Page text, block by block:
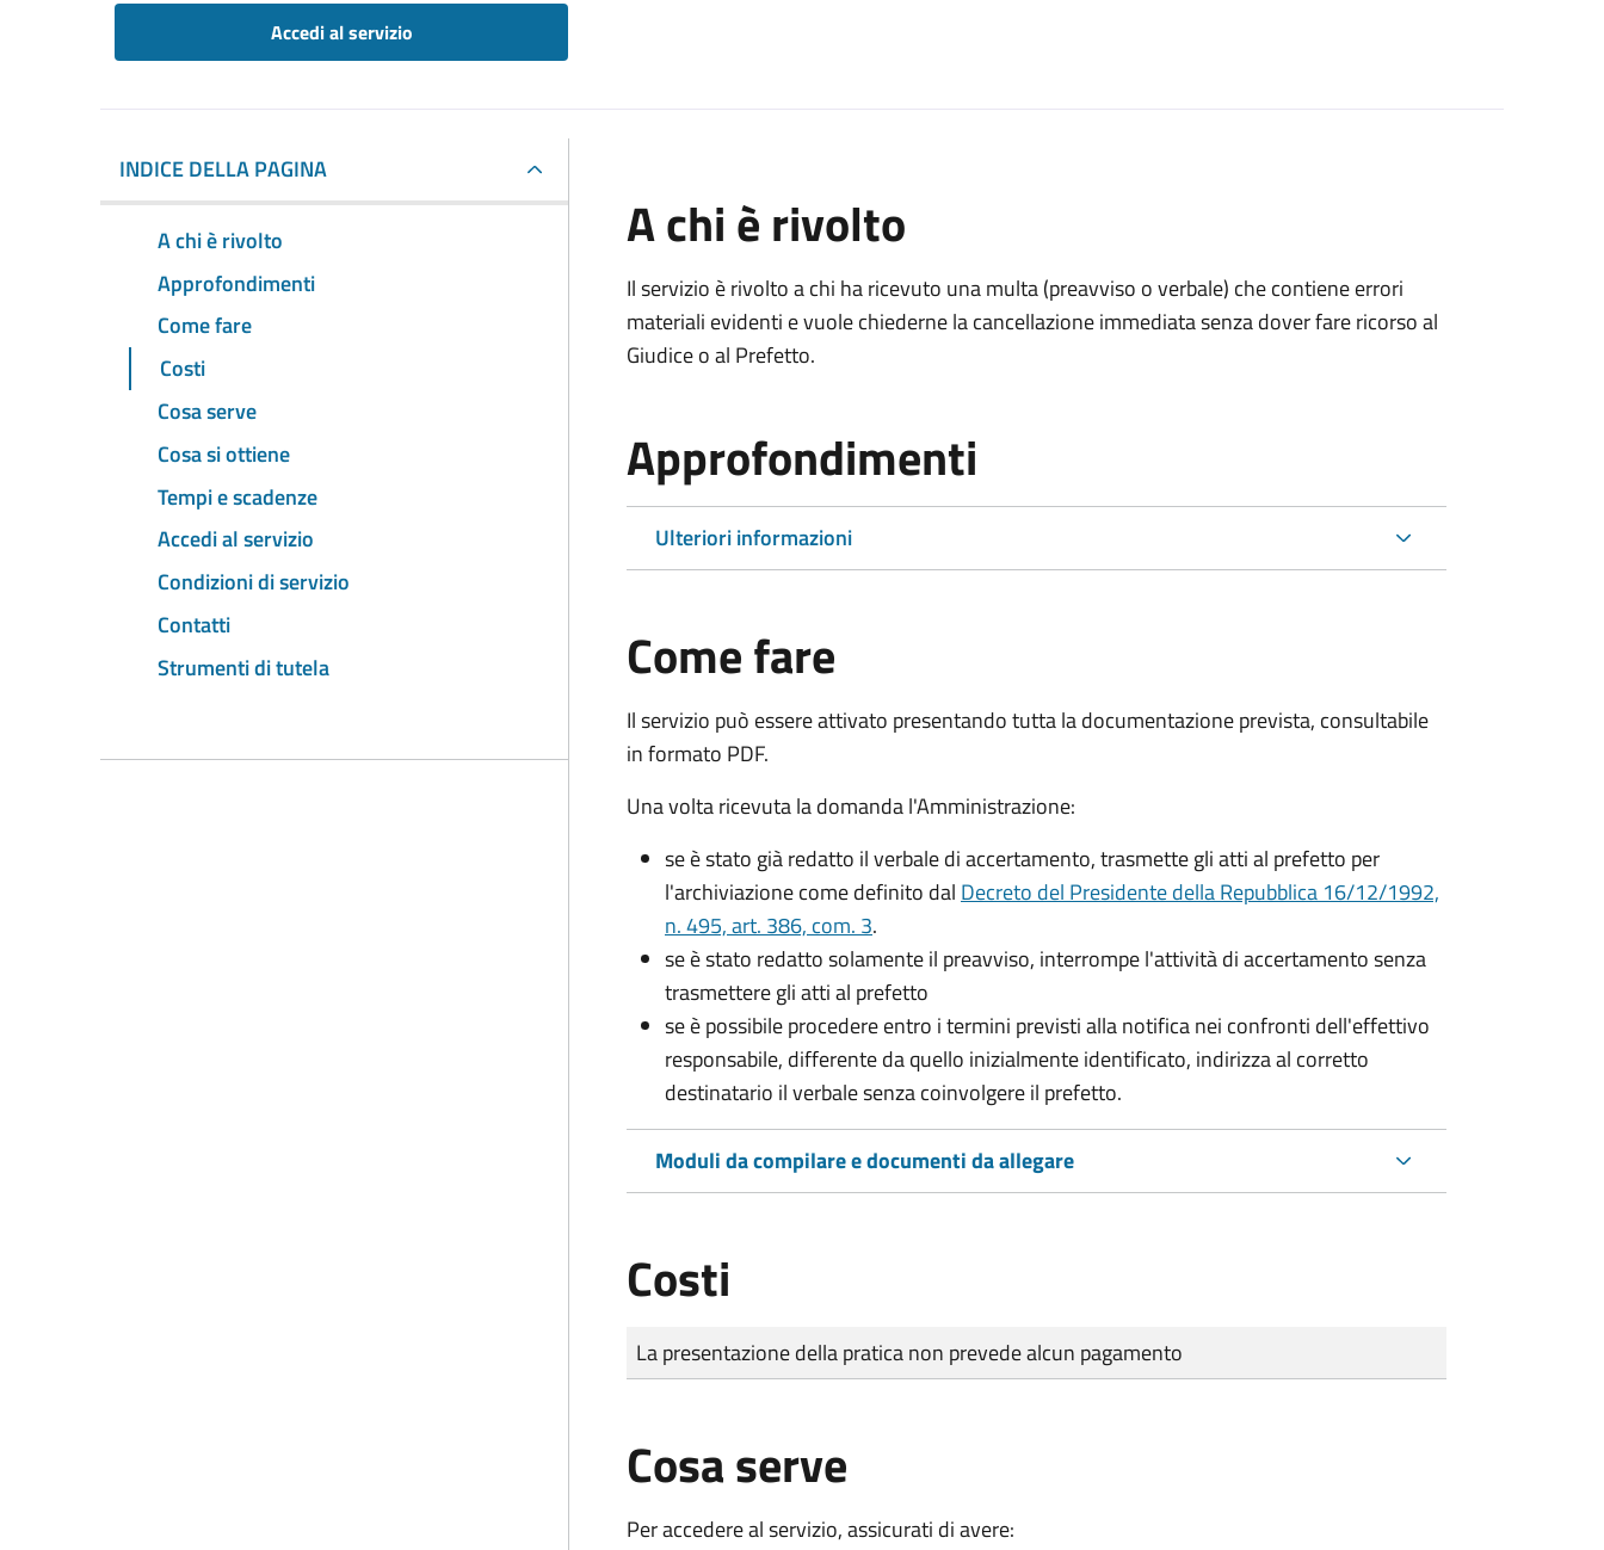
Accedi al servizio
INDICE DELLA PAGINA
A chi è rivolto
Approfondimenti
Come fare
Costi
Cosa serve
Cosa si ottiene
Tempi e scadenze
Accedi al servizio
Condizioni di servizio
Contatti
Strumenti di tutela
A chi è rivolto
Il servizio è rivolto a chi ha ricevuto una multa (preavviso o verbale) che contiene errori
materiali evidenti e vuole chiederne la cancellazione immediata senza dover fare ricorso al
Giudice o al Prefetto.
Approfondimenti
Ulteriori informazioni
Come fare
Il servizio può essere attivato presentando tutta la documentazione prevista, consultabile
in formato PDF.
Una volta ricevuta la domanda l'Amministrazione:
se è stato già redatto il verbale di accertamento, trasmette gli atti al prefetto per
l'archiviazione come definito dal Decreto del Presidente della Repubblica 16/12/1992,
n. 495, art. 386, com. 3.
se è stato redatto solamente il preavviso, interrompe l'attività di accertamento senza
trasmettere gli atti al prefetto
se è possibile procedere entro i termini previsti alla notifica nei confronti dell'effettivo
responsabile, differente da quello inizialmente identificato, indirizza al corretto
destinatario il verbale senza coinvolgere il prefetto.
Moduli da compilare e documenti da allegare
Costi
Tipo di pagamento
Importo
La presentazione della pratica non prevede alcun pagamento
Cosa serve
Per accedere al servizio, assicurati di avere: